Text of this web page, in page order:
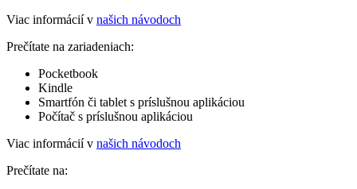
Viac informácií v našich návodoch
Prečítate na zariadeniach:
Pocketbook
Kindle
Smartfón či tablet s príslušnou aplikáciou
Počítač s príslušnou aplikáciou
Viac informácií v našich návodoch
Prečítate na: